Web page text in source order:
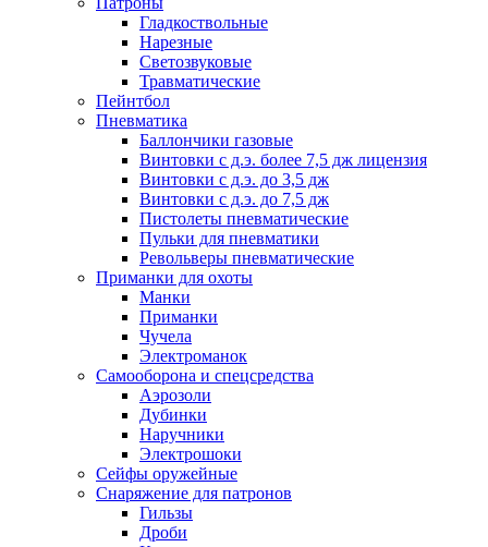
Гладкоствольные
Нарезные
Светозвуковые
Травматические
Пейнтбол
Пневматика
Баллончики газовые
Винтовки с д.э. более 7,5 дж лицензия
Винтовки с д.э. до 3,5 дж
Винтовки с д.э. до 7,5 дж
Пистолеты пневматические
Пульки для пневматики
Револьверы пневматические
Приманки для охоты
Манки
Приманки
Чучела
Электроманок
Самооборона и спецсредства
Аэрозоли
Дубинки
Наручники
Электрошоки
Сейфы оружейные
Снаряжение для патронов
Гильзы
Дроби